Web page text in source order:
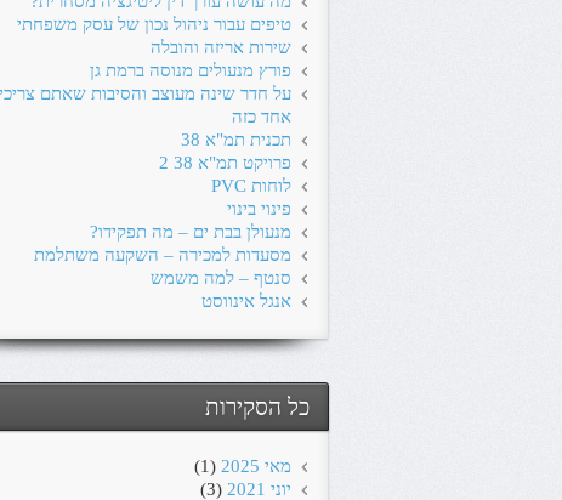
טיפים עבור ניהול נכון של עסק משפחתי
שירות אריזה והובלה
פורץ מנעולים מנוסה ברמת גן
על חדר שינה מעוצב והסיבות שאתם
אחד כזה
תכנית תמ"א 38
פרויקט תמ"א 38 2
לוחות PVC
פינוי בינוי
מנעולן בבת ים – מה תפקידו?
מסעדות למכירה – השקעה משתלמת
סנטף – למה משמש
אנגל אינווסט
כל הסקירות
מאי 2025
(1)
יוני 2021
(3)